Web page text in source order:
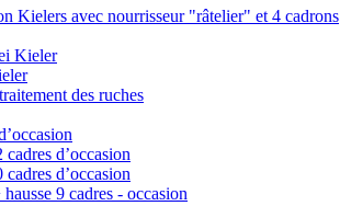
Kielers avec nourrisseur "râtelier" et 4 cadrons
Kieler
des ruches
d’occasion
d’occasion
9 cadres - occasion